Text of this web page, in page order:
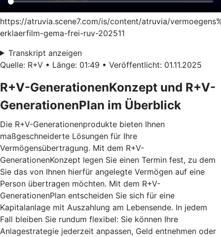
https://atruvia.scene7.com/is/content/atruvia/
erklaerfilm-gema-frei-ruv-202511
Transkript anzeigen
Quelle: R+V • Länge: 01:49 • Veröffentlicht: 01.11.2025
R+V-GenerationenKonzept und R+V-
GenerationenPlan im Überblick
Die R+V-Generationenprodukte bieten Ihnen
maßgeschneiderte Lösungen für Ihre
Vermögensübertragung. Mit dem R+V-
GenerationenKonzept legen Sie einen Termin fest, zu dem
Sie das von Ihnen hierfür angelegte Vermögen auf eine
Person übertragen möchten. Mit dem R+V-
GenerationenPlan entscheiden Sie sich für eine
Kapitalanlage mit Auszahlung am Lebensende. In jedem
Fall bleiben Sie rundum flexibel: Sie können Ihre
Anlagestrategie jederzeit anpassen, Geld entnehmen oder